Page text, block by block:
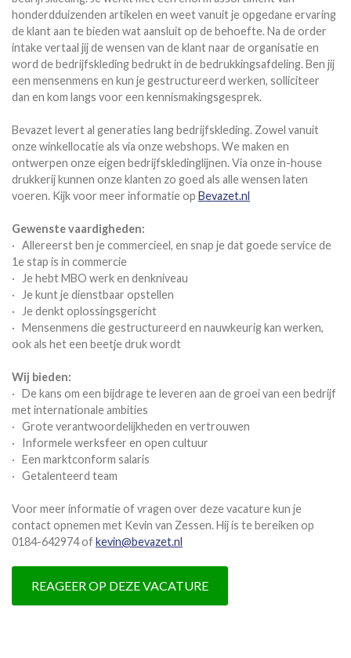
honderdduizenden artikelen en weet vanuit je opgedane ervaring
de klant aan te bieden wat aansluit op de behoefte. Na de order
intake vertaal jij de wensen van de klant naar de organisatie en
word de bedrijfskleding bedrukt in de bedrukkingsafdeling. Ben jij
een mensenmens en kun je gestructureerd werken, solliciteer
dan en kom langs voor een kennismakingsgesprek.
Bevazet levert al generaties lang bedrijfskleding. Zowel vanuit
onze winkellocatie als via onze webshops. We maken en
ontwerpen onze eigen bedrijfskledinglijnen. Via onze in-house
drukkerij kunnen onze klanten zo goed als alle wensen laten
voeren. Kijk voor meer informatie op Bevazet.nl
Gewenste vaardigheden:
· Allereerst ben je commercieel, en snap je dat goede service de
1e stap is in commercie
· Je hebt MBO werk en denkniveau
· Je kunt je dienstbaar opstellen
· Je denkt oplossingsgericht
· Mensenmens die gestructureerd en nauwkeurig kan werken,
ook als het een beetje druk wordt
Wij bieden:
· De kans om een bijdrage te leveren aan de groei van een bedrijf
met internationale ambities
· Grote verantwoordelijkheden en vertrouwen
· Informele werksfeer en open cultuur
· Een marktconform salaris
· Getalenteerd team
Voor meer informatie of vragen over deze vacature kun je
contact opnemen met Kevin van Zessen. Hij is te bereiken op
0184-642974 ofkevin@bevazet.nl
REAGEER OP DEZE VACATURE